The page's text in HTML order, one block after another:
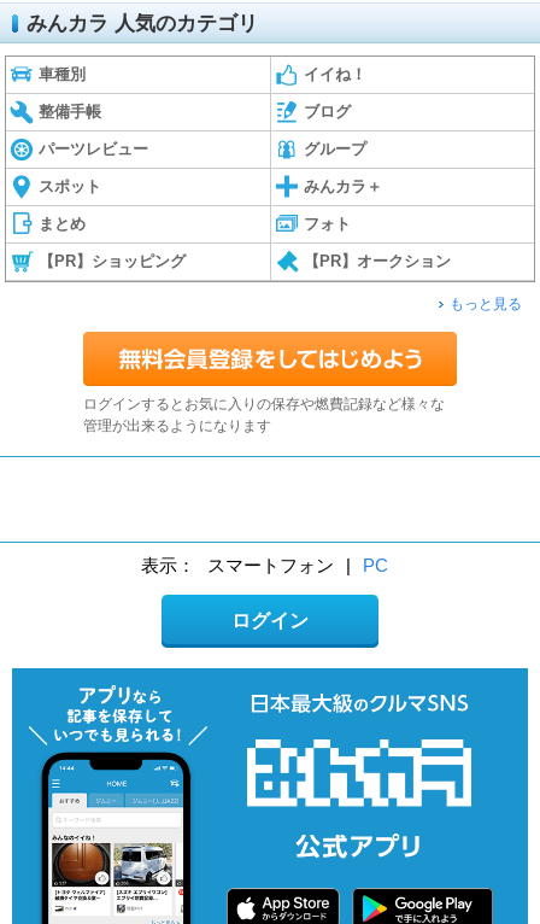
みんカラ 人気のカテゴリ
車種別 イイね！
整備手帳 ブログ
パーツレビュー グループ
スポット みんカラ＋
まとめ フォト
【PR】ショッピング 【PR】オークション
もっと見る
ログインするとお気に入りの保存や燃費記録など様々な
管理が出来るようになります
表示： スマートフォン | PC
ログイン